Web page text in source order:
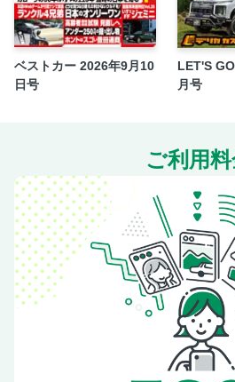
NEWS TOPICS：Yamaha
NEWS TOPICS：ROYAL
NEWS TOPICS：キジマ グリップ
NEWS TOPICS：MotoGP 日本グラ
カスタム虎の穴 ていねい整備編 第
News Selection
News HOT LINE
どくひろ
てーるらんぷ 編集後記
ロングラン研究所2025：最新
オートバイ男士部：ヤマハの最新
いまこそ聞きたいブランドの歴史
代表取締役 新井理夫さん
ベストカー 2026年9月10
日号
LET'S
月号
ご利用